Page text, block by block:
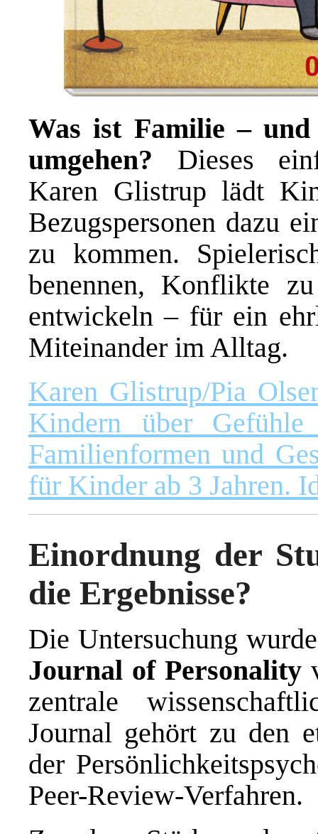
Was ist Familie –
umgehen? Dieses
Karen Glistrup lädt
Bezugspersonen dazu
zu kommen.
benennen, Konflikte
entwickeln – für ein
Miteinander im Alltag.
Karen Glistrup/Pia
Kindern über Gefühle
Familienformen und
für Kinder ab 3 Jahren.
Einordnung der
die Ergebnisse?
Die Untersuchung
Journal of Personality
zentrale
Journal gehört zu den
der
Peer-Review-Verfahren.